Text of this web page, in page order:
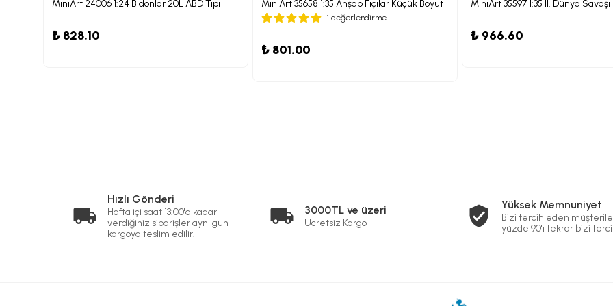
MiniArt 24006 1:24 Bidonlar 20L ABD Tipi
₺ 828.10
MiniArt 35658 1:35 Ahşap Fıçılar Küçük Boyut
1 değerlendirme
₺ 801.00
₺ 966.60
Hızlı Gönderi
Hafta içi saat 13:00'a kadar
verdiğiniz siparişler aynı gün
kargoya teslim edilir.
3000TL ve üzeri
Ücretsiz Kargo
Yüksek Memnuniyet
Bizi tercih eden
yüzde 90'ı tekrar bizi